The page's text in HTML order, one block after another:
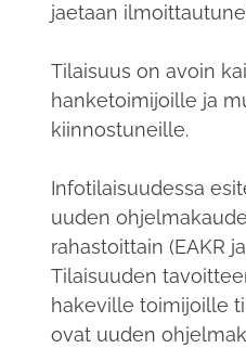
jaetaan
Tilaisuus on avoin
hanketoimijoille ja
kiinnostuneille.
Infotilaisuudessa
uuden
rahastoittain (EAKR ja
Tilaisuuden
hakeville toimijoille
ovat uuden